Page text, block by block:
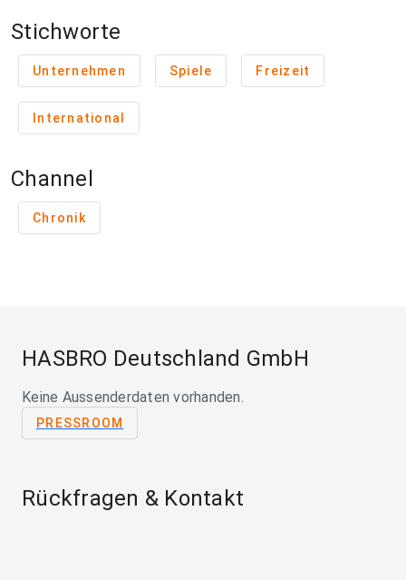
Stichworte
Unternehmen Spiele Freizeit
International
Channel
Chronik
HASBRO Deutschland GmbH
Keine Aussenderdaten vorhanden.
PRESSROOM
Rückfragen & Kontakt